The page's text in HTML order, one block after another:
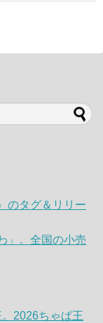
のタグ＆リリー
」。全国の小売
2026ちゃぱ王